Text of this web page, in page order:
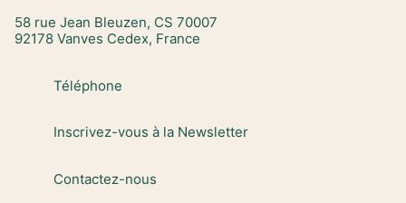
58 rue Jean Bleuzen, CS 70007
92178 Vanves Cedex, France
Téléphone
Inscrivez-vous à la Newsletter
Contactez-nous